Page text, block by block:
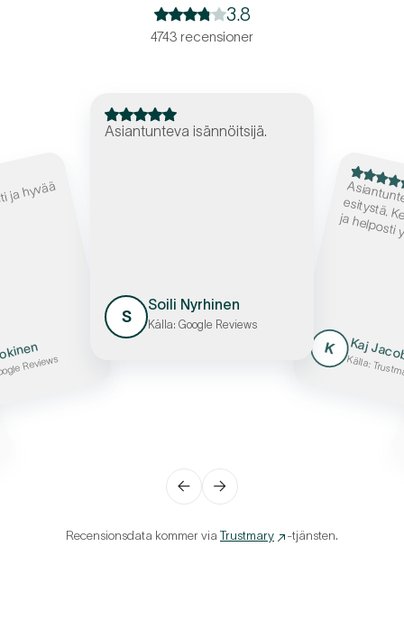
3.8
4743 recensioner
hyvää
Reviews
Asiantunteva isännöitsijä.
S
Soili Nyrhinen
Källa: Google Reviews
esitystä.
ja
K Kaj
Källa:
← →
Recensionsdata kommer via Trustmary -tjänsten.